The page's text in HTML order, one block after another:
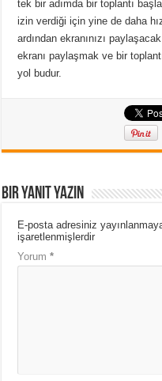
tek bir adımda bir toplantı
izin verdiği için yine de daha
ardından ekranınızı
ekranı paylaşmak ve bir
yol budur.
Bir yanıt yazın
E-posta adresiniz
işaretlenmişlerdir
Yorum*